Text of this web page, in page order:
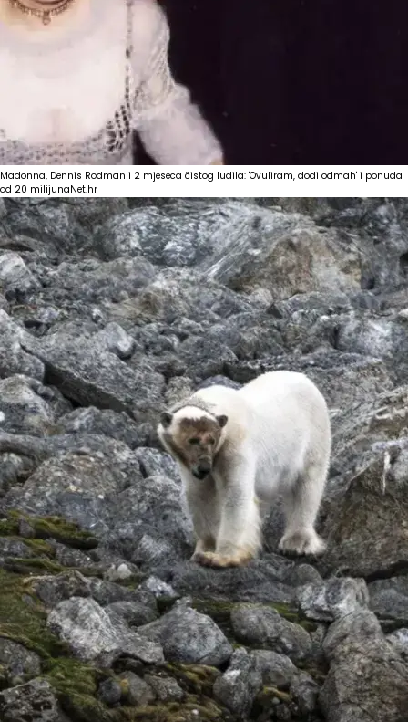
Madonna, Dennis Rodman i 2 mjeseca čistog ludila: 'Ovuliram, dođi odmah' i ponuda
od 20 milijunaNet.hr